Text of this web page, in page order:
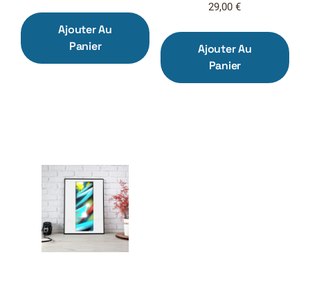
Ajouter Au
Panier
29,00€
Ajouter Au
Panier